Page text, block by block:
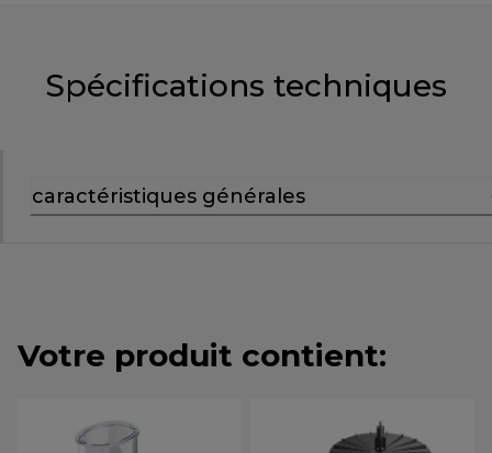
Spécifications techniques
caractéristiques générales
Votre produit contient: